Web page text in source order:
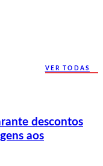
VER TODAS
descontos
aos